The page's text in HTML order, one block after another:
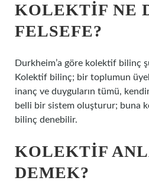
KOLEKTIF NE
FELSEFE?
Durkheim’a göre kolektif bilinç
Kolektif bilinç; bir toplumun
inanç ve duyguların tümü,
belli bir sistem oluşturur; buna
bilinç denebilir.
KOLEKTIF
DEMEK?